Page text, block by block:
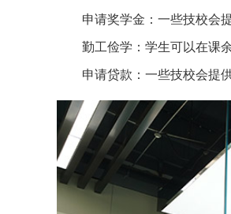
申请奖学金：一些技校会
勤工俭学：学生可以在课
申请贷款：一些技校会提